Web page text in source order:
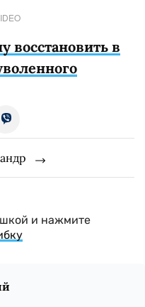
восстановить в
и нажмите